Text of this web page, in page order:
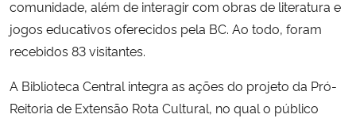
Controladoria-Geral da União
Ministério da Mulher, da Família e dos Direitos Humanos
comunidade, além de interagir com obras de literatura e
jogos educativos oferecidos pela BC. Ao todo, foram
recebidos 83 visitantes.
A Biblioteca Central integra as ações do projeto da Pró-
Reitoria de Extensão Rota Cultural, no qual o público